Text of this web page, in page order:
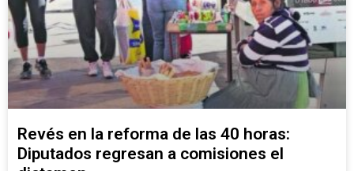
Revés en la reforma de las 40 horas:
Diputados regresan a comisiones el